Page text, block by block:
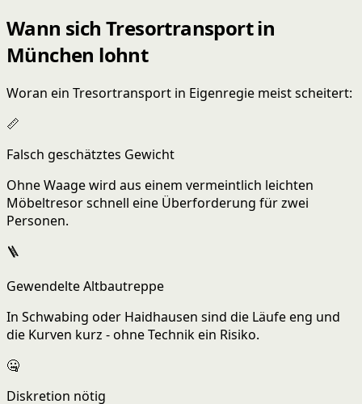
Wann sich Tresortransport in
München lohnt
Woran ein Tresortransport in Eigenregie meist scheitert:
📏
Falsch geschätztes Gewicht
Ohne Waage wird aus einem vermeintlich leichten
Möbeltresor schnell eine Überforderung für zwei
Personen.
🪜
Gewendelte Altbautreppe
In Schwabing oder Haidhausen sind die Läufe eng und
die Kurven kurz - ohne Technik ein Risiko.
🤐
Diskretion nötig